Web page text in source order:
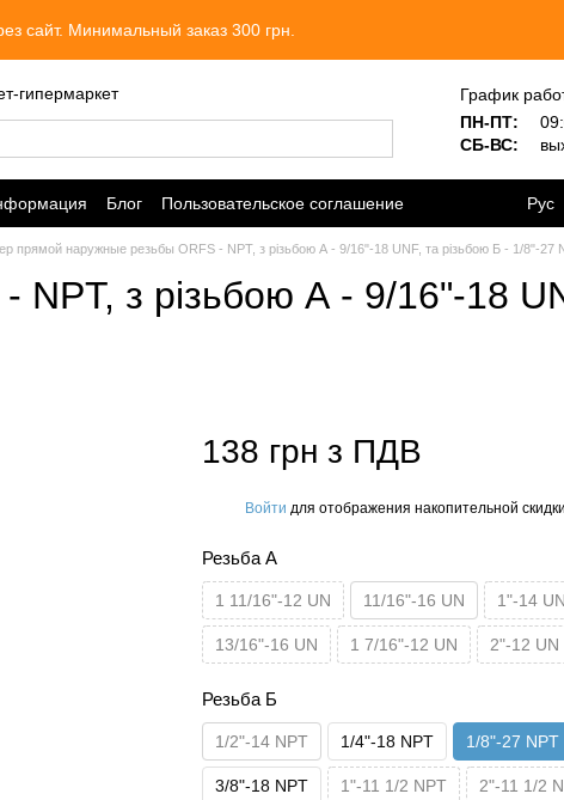
сайт. Минимальный заказ 300 грн.
гипермаркет
График
ПН-ПТ:
СБ-ВС:
Блог
Пользовательское соглашение
Рус
прямой наружные резьбы ORFS - NPT, з різьбою А - 9/16"-18 UNF, та різьбою Б - 1/8"-27
з різьбою А - 9/16"-18
138 грн з ПДВ
Войти для отображения накопительной скидки
Резьба А
1 11/16"-12 UN 11/16"-16 UN 1"-14
13/16"-16 UN 1 7/16"-12 UN 2"-12 UN
Резьба Б
1/2"-14 NPT 1/4"-18 NPT 1/8"-27 NPT
3/8"-18 NPT 1"-11 1/2 NPT 2"-11 1/2